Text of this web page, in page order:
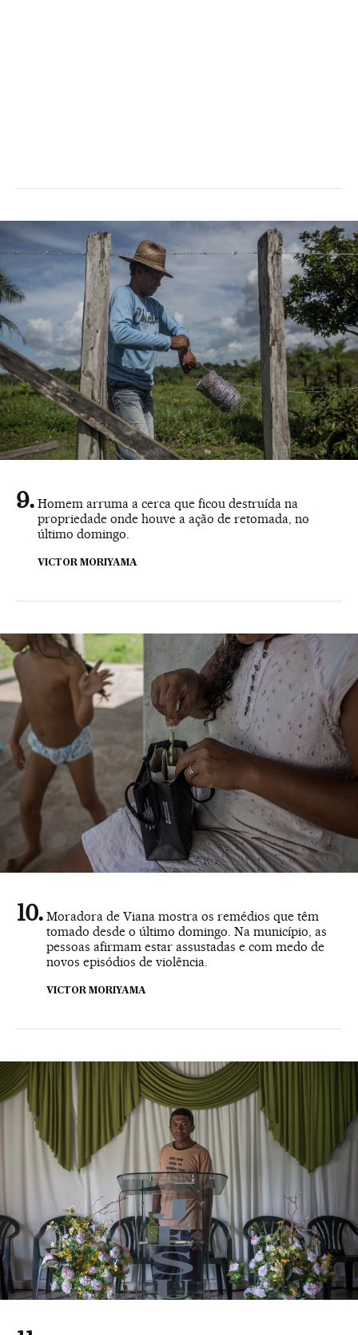
Homem arruma a cerca que ficou destruída na
propriedade onde houve a ação de retomada, no
último domingo.
VICTOR MORIYAMA
Moradora de Viana mostra os remédios que têm
tomado desde o último domingo. Na município, as
pessoas afirmam estar assustadas e com medo de
novos episódios de violência.
VICTOR MORIYAMA